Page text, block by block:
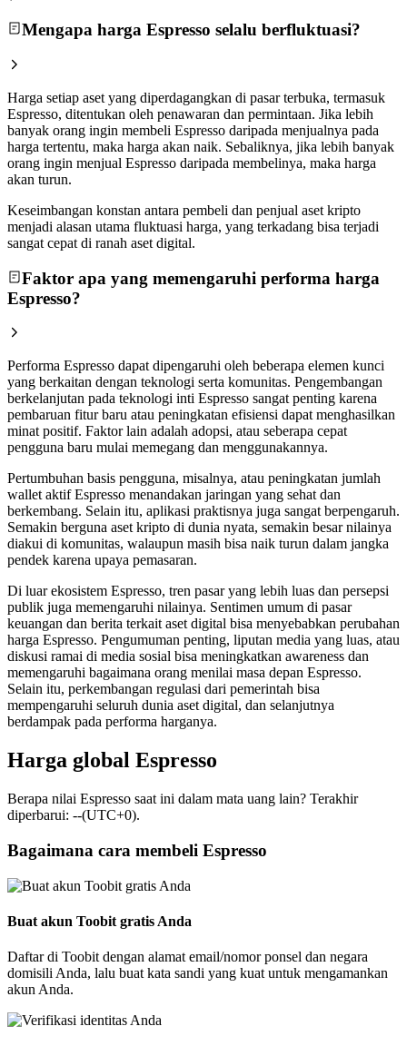
Mengapa harga Espresso selalu berfluktuasi?
Harga setiap aset yang diperdagangkan di pasar terbuka, termasuk
Espresso, ditentukan oleh penawaran dan permintaan. Jika lebih
banyak orang ingin membeli Espresso daripada menjualnya pada
harga tertentu, maka harga akan naik. Sebaliknya, jika lebih banyak
orang ingin menjual Espresso daripada membelinya, maka harga
akan turun.
Keseimbangan konstan antara pembeli dan penjual aset kripto
menjadi alasan utama fluktuasi harga, yang terkadang bisa terjadi
sangat cepat di ranah aset digital.
Faktor apa yang memengaruhi performa harga
Espresso?
Performa Espresso dapat dipengaruhi oleh beberapa elemen kunci
yang berkaitan dengan teknologi serta komunitas. Pengembangan
berkelanjutan pada teknologi inti Espresso sangat penting karena
pembaruan fitur baru atau peningkatan efisiensi dapat menghasilkan
minat positif. Faktor lain adalah adopsi, atau seberapa cepat
pengguna baru mulai memegang dan menggunakannya.
Pertumbuhan basis pengguna, misalnya, atau peningkatan jumlah
wallet aktif Espresso menandakan jaringan yang sehat dan
berkembang. Selain itu, aplikasi praktisnya juga sangat berpengaruh.
Semakin berguna aset kripto di dunia nyata, semakin besar nilainya
diakui di komunitas, walaupun masih bisa naik turun dalam jangka
pendek karena upaya pemasaran.
Di luar ekosistem Espresso, tren pasar yang lebih luas dan persepsi
publik juga memengaruhi nilainya. Sentimen umum di pasar
keuangan dan berita terkait aset digital bisa menyebabkan perubahan
harga Espresso. Pengumuman penting, liputan media yang luas, atau
diskusi ramai di media sosial bisa meningkatkan awareness dan
memengaruhi bagaimana orang menilai masa depan Espresso.
Selain itu, perkembangan regulasi dari pemerintah bisa
mempengaruhi seluruh dunia aset digital, dan selanjutnya
berdampak pada performa harganya.
Harga global Espresso
Berapa nilai Espresso saat ini dalam mata uang lain? Terakhir
diperbarui: --(UTC+0).
Bagaimana cara membeli Espresso
Buat akun Toobit gratis Anda
Daftar di Toobit dengan alamat email/nomor ponsel dan negara
domisili Anda, lalu buat kata sandi yang kuat untuk mengamankan
akun Anda.